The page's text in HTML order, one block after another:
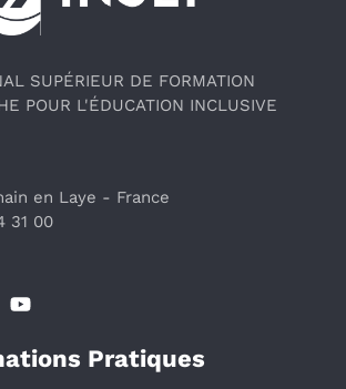
SUPÉRIEUR DE FORMATION
POUR L'ÉDUCATION INCLUSIVE
en Laye - France
31 00
Pratiques